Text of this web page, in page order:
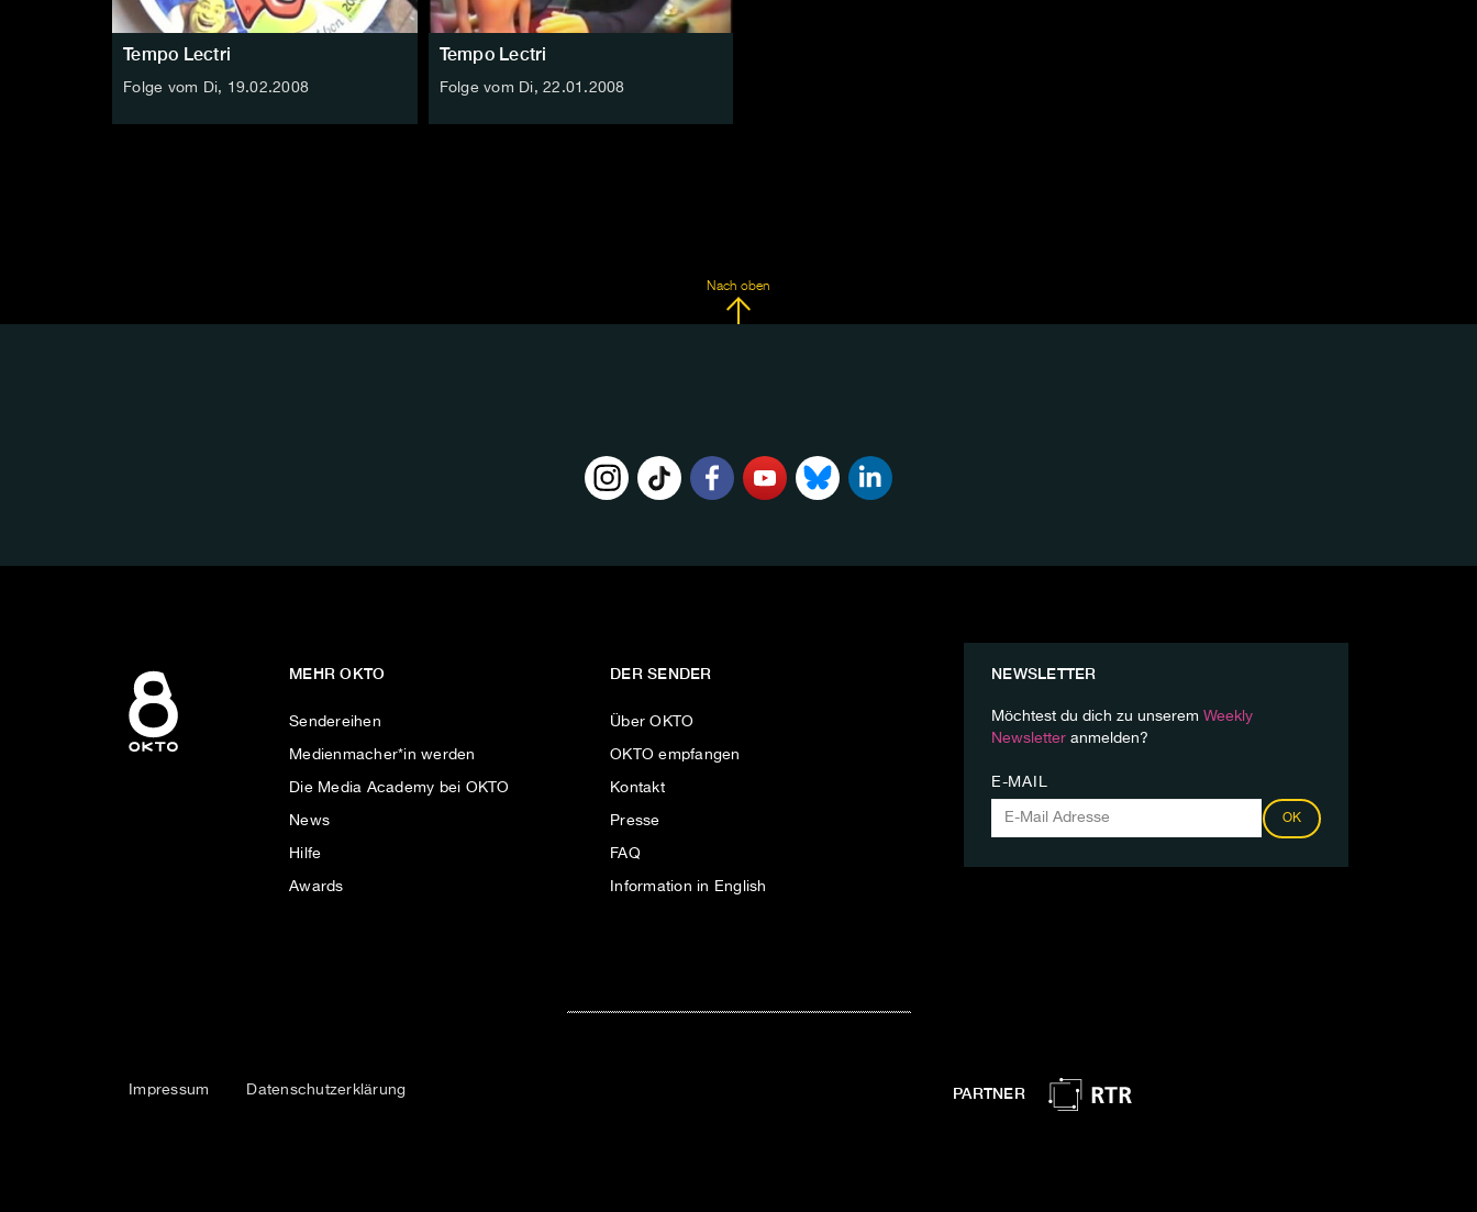
Tempo Lectri
Folge vom Di, 19.02.2008
Tempo Lectri
Folge vom Di, 22.01.2008
Nach oben
MEHR OKTO
Sendereihen
Medienmacher*in werden
Die Media Academy bei OKTO
News
Hilfe
Awards
DER SENDER
Über OKTO
OKTO empfangen
Kontakt
Presse
FAQ
Information in English
NEWSLETTER
Möchtest du dich zu unserem Weekly
Newsletter anmelden?
E-MAIL
OK
Impressum Datenschutzerklärung PARTNER